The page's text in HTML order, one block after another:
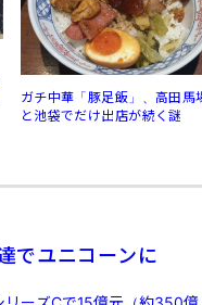
ガチ中華「豚足飯」、高田馬
と池袋でだけ出店が続く謎
でユニコーンに